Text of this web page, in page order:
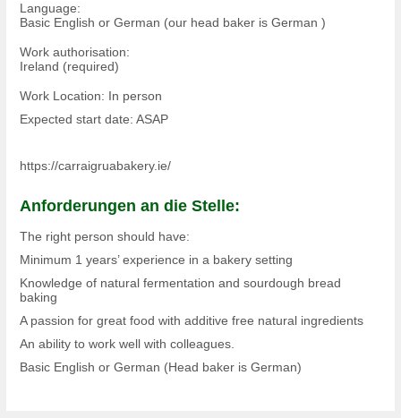
Language:
Basic English or German (our head baker is German )
Work authorisation:
Ireland (required)
Work Location: In person
Expected start date: ASAP
https://carraigruabakery.ie/
Anforderungen an die Stelle:
The right person should have:
Minimum 1 years’ experience in a bakery setting
Knowledge of natural fermentation and sourdough bread
baking
A passion for great food with additive free natural ingredients
An ability to work well with colleagues.
Basic English or German (Head baker is German)